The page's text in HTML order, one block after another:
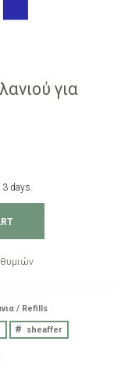
για
3 days.
/ Refills
sheaffer